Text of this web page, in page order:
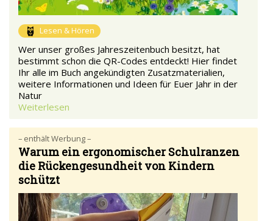
Lesen & Hören
Wer unser großes Jahreszeitenbuch besitzt, hat
bestimmt schon die QR-Codes entdeckt! Hier findet
Ihr alle im Buch angekündigten Zusatzmaterialien,
weitere Informationen und Ideen für Euer Jahr in der
Natur
Weiterlesen
– enthält Werbung –
Warum ein ergonomischer Schulranzen
die Rückengesundheit von Kindern
schützt